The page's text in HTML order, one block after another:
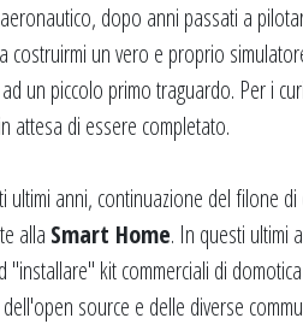
dopo anni passati a
un vero e proprio
un piccolo primo traguardo. Per i
attesa di essere completato.
anni, continuazione del filone
alla Smart Home. In questi ultimi
kit commerciali di
source e delle diverse